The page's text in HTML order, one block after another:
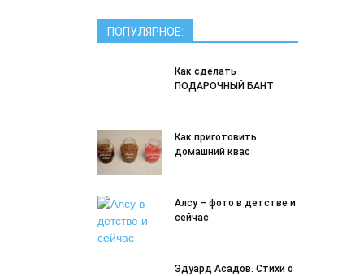
ПОПУЛЯРНОЕ:
Как сделать
ПОДАРОЧНЫЙ БАНТ
Как приготовить
домашний квас
Алсу – фото в детстве и
сейчас
Эдуард Асадов. Стихи о